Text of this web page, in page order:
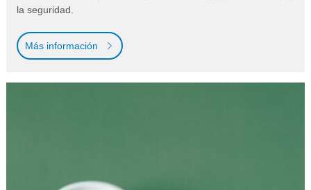
la seguridad.
Más información